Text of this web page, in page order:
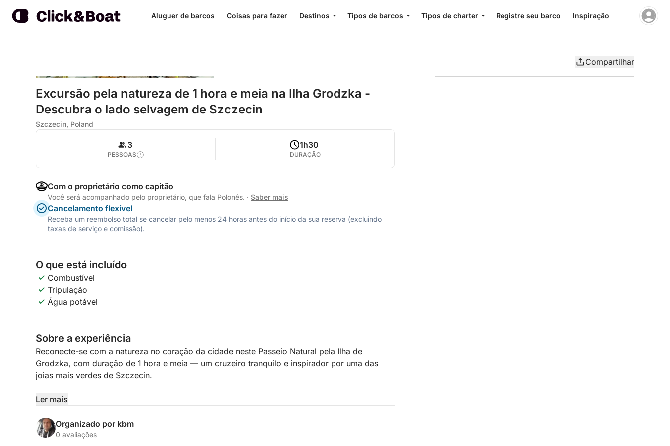
Aluguer de barcos Coisas para fazer Destinos Tipos de barcos Tipos de charter Registre seu barco Inspiração
Compartilhar
Excursão pela natureza de 1 hora e meia na Ilha Grodzka -
Descubra o lado selvagem de Szczecin
Szczecin, Poland
3
PESSOAS
1h30
DURAÇÃO
Com o proprietário como capitão
Você será acompanhado pelo proprietário, que fala Polonês. · Saber mais
Cancelamento flexível
Receba um reembolso total se cancelar pelo menos 24 horas antes do início da sua reserva (excluindo
taxas de serviço e comissão).
O que está incluído
Combustível
Tripulação
Água potável
Sobre a experiência
Reconecte-se com a natureza no coração da cidade neste Passeio Natural pela Ilha de
Grodzka, com duração de 1 hora e meia — um cruzeiro tranquilo e inspirador por uma das
joias mais verdes de Szczecin.
Embarque e navegue pela Ilha de Grodzka, um recanto único de natureza selvagem cercado
compartilhará histórias fascinantes sobre a flora, a fauna e a importância ecológica da ilha.
Aprenda sobre espécies de pássaros locais, plantas sazonais e como esta ilha se tornou um
Ler mais
Organizado por kbm
0 avaliações